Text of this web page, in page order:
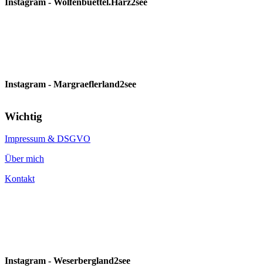
Instagram - Wolfenbuettel.Harz2see
Instagram - Margraeflerland2see
Wichtig
Impressum & DSGVO
Über mich
Kontakt
Instagram - Weserbergland2see